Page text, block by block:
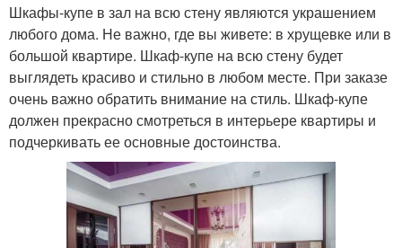
Шкафы-купе в зал на всю стену являются украшением
любого дома. Не важно, где вы живете: в хрущевке или в
большой квартире. Шкаф-купе на всю стену будет
выглядеть красиво и стильно в любом месте. При заказе
очень важно обратить внимание на стиль. Шкаф-купе
должен прекрасно смотреться в интерьере квартиры и
подчеркивать ее основные достоинства.